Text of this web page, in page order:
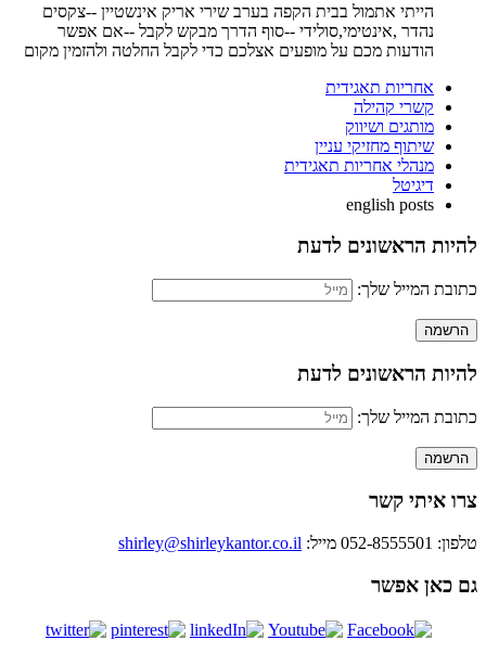
הייתי אתמול בבית הקפה בערב שירי אריק אינשטיין --צקסים
נהדר ,אינטימי,סולידי --סוף הדרך מבקש לקבל --אם אפשר
הודעות מכם על מופעים אצלכם כדי לקבל החלטה ולהזמין מקום
אחריות תאגידית
קשרי קהילה
מותגים ושיווק
שיתוף מחזיקי עניין
מנהלי אחריות תאגידית
דיגיטל
english posts
להיות הראשונים לדעת
כתובת המייל שלך:
להיות הראשונים לדעת
כתובת המייל שלך:
צרו איתי קשר
טלפון: 052-8555501 מייל: shirley@shirleykantor.co.il
גם כאן אפשר